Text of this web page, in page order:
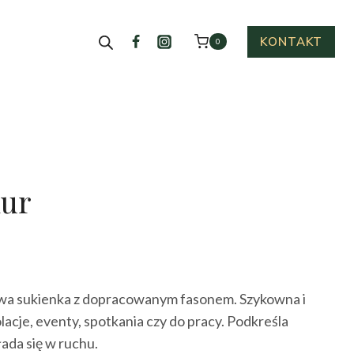
0 KONTAKT
zł.
sukienka z dopracowanym fasonem. Szykowna i
eventy, spotkania czy do pracy. Podkreśla
się w ruchu.